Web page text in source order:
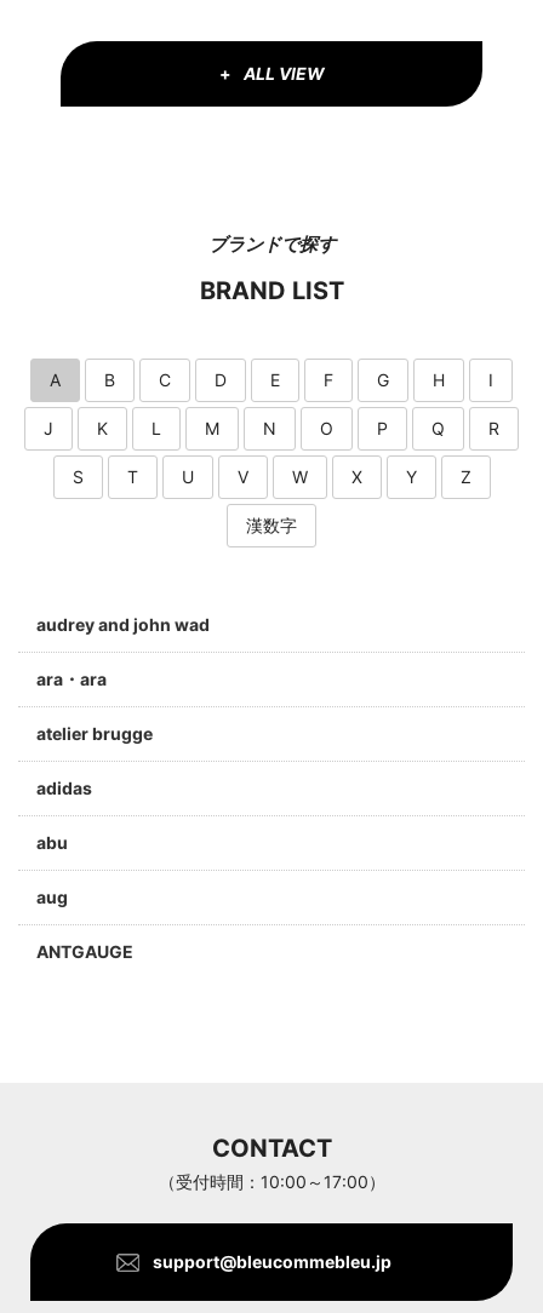
ALL VIEW
ブランドで探す
BRAND LIST
A B C D E F G H I
J K L M N O P Q R
S T U V W X Y Z
漢数字
audrey and john wad
ara・ara
atelier brugge
adidas
abu
aug
ANTGAUGE
CONTACT
（受付時間：10:00～17:00）
support@bleucommebleu.jp